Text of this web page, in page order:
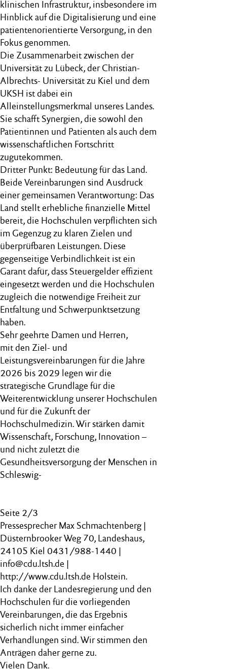
klinischen Infrastruktur, insbesondere im
Hinblick auf die Digitalisierung und eine
patientenorientierte Versorgung, in den
Fokus genommen.
Die Zusammenarbeit zwischen der
Universität zu Lübeck, der Christian-
Albrechts- Universität zu Kiel und dem
UKSH ist dabei ein
Alleinstellungsmerkmal unseres Landes.
Sie schafft Synergien, die sowohl den
Patientinnen und Patienten als auch dem
wissenschaftlichen Fortschritt
zugutekommen.
Dritter Punkt: Bedeutung für das Land.
Beide Vereinbarungen sind Ausdruck
einer gemeinsamen Verantwortung: Das
Land stellt erhebliche finanzielle Mittel
bereit, die Hochschulen verpflichten sich
im Gegenzug zu klaren Zielen und
überprüfbaren Leistungen. Diese
gegenseitige Verbindlichkeit ist ein
Garant dafür, dass Steuergelder effizient
eingesetzt werden und die Hochschulen
zugleich die notwendige Freiheit zur
Entfaltung und Schwerpunktsetzung
haben.
Sehr geehrte Damen und Herren,
mit den Ziel- und
Leistungsvereinbarungen für die Jahre
2026 bis 2029 legen wir die
strategische Grundlage für die
Weiterentwicklung unserer Hochschulen
und für die Zukunft der
Hochschulmedizin. Wir stärken damit
Wissenschaft, Forschung, Innovation –
und nicht zuletzt die
Gesundheitsversorgung der Menschen in
Schleswig-
Seite 2/3
Pressesprecher Max Schmachtenberg |
Düsternbrooker Weg 70, Landeshaus,
24105 Kiel 0431/988-1440 |
info@cdu.ltsh.de |
http://www.cdu.ltsh.de Holstein.
Ich danke der Landesregierung und den
Hochschulen für die vorliegenden
Vereinbarungen, die das Ergebnis
sicherlich nicht immer einfacher
Verhandlungen sind. Wir stimmen den
Anträgen daher gerne zu.
Vielen Dank.